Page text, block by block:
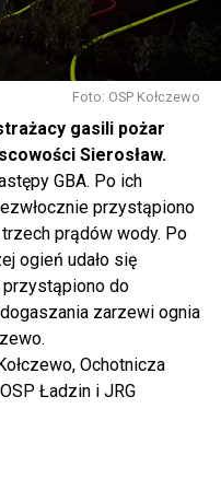
zaczyna.
i Sprawiedliwości,
w sferze
był wkład
w tej sprawie
ogromnej
Premier Beaty Szydło,
Morawieckiego.
za to jak
Cieszymy
z tunelu, cieszymy się,
które
w Świnoujściu,
turystów z zagranicy
Brudziński w
Foto: OSP Kołczewo
gasili pożar
Sierosław.
GBA. Po ich
przystąpiono
prądów wody. Po
ogień udało się
przystąpiono do
zarzewi ognia
Ochotnicza
Ładzin i JRG